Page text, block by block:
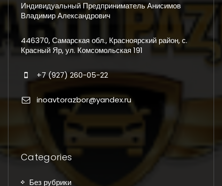
Индивидуальный Предприниматель Анисимов
Владимир Александрович
446370, Самарская обл., Красноярский район, с.
Красный Яр, ул. Комсомольская 191
+7 (927) 260-05-22
inoavtorazbor@yandex.ru
Categories
Без рубрики